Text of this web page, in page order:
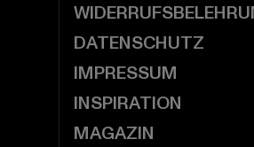
DATENSCHUTZ
IMPRESSUM
INSPIRATION
MAGAZIN